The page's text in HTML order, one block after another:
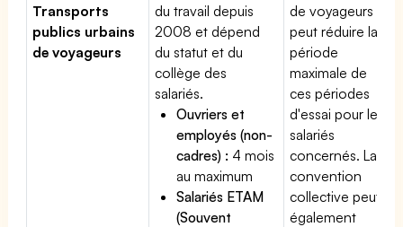
Transports
publics urbains
de voyageurs
du travail depuis
2008 et dépend
du statut et du
collège des
salariés.
Ouvriers et
employés (non-
cadres) : 4 mois
au maximum
Salariés ETAM
(Souvent
de voyageurs
peut réduire la
période
maximale de
ces périodes
d'essai pour les
salariés
concernés. La
convention
collective peut
également